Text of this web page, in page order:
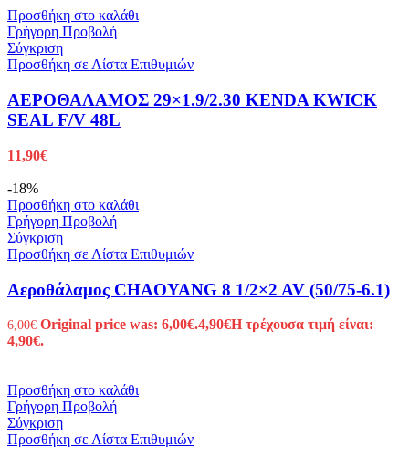
Προσθήκη στο καλάθι
Γρήγορη Προβολή
Σύγκριση
Προσθήκη σε Λίστα Επιθυμιών
ΑΕΡΟΘΑΛΑΜΟΣ 29×1.9/2.30 KENDA KWICK
SEAL F/V 48L
11,90€
-18%
Προσθήκη στο καλάθι
Γρήγορη Προβολή
Σύγκριση
Προσθήκη σε Λίστα Επιθυμιών
Αεροθάλαμος CHAOYANG 8 1/2×2 AV (50/75-6.1)
6,00€ Original price was: 6,00€.4,90€Η τρέχουσα τιμή είναι:
4,90€.
Προσθήκη στο καλάθι
Γρήγορη Προβολή
Σύγκριση
Προσθήκη σε Λίστα Επιθυμιών